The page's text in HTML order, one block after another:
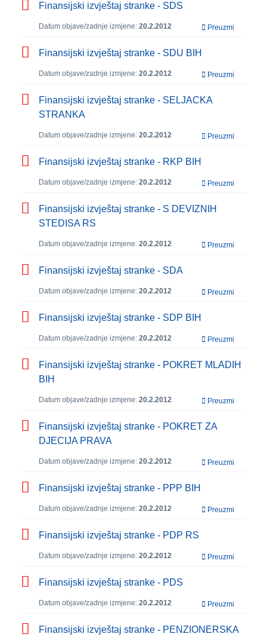
Finansijski izvještaj stranke - SDS
Datum objave/zadnje izmjene: 20.2.2012 Preuzmi
Finansijski izvještaj stranke - SDU BIH
Datum objave/zadnje izmjene: 20.2.2012 Preuzmi
Finansijski izvještaj stranke - SELJACKA
STRANKA
Datum objave/zadnje izmjene: 20.2.2012 Preuzmi
Finansijski izvještaj stranke - RKP BIH
Datum objave/zadnje izmjene: 20.2.2012 Preuzmi
Finansijski izvještaj stranke - S DEVIZNIH
STEDISA RS
Datum objave/zadnje izmjene: 20.2.2012 Preuzmi
Finansijski izvještaj stranke - SDA
Datum objave/zadnje izmjene: 20.2.2012 Preuzmi
Finansijski izvještaj stranke - SDP BIH
Datum objave/zadnje izmjene: 20.2.2012 Preuzmi
Finansijski izvještaj stranke - POKRET MLADIH
BIH
Datum objave/zadnje izmjene: 20.2.2012 Preuzmi
Finansijski izvještaj stranke - POKRET ZA
DJECIJA PRAVA
Datum objave/zadnje izmjene: 20.2.2012 Preuzmi
Finansijski izvještaj stranke - PPP BIH
Datum objave/zadnje izmjene: 20.2.2012 Preuzmi
Finansijski izvještaj stranke - PDP RS
Datum objave/zadnje izmjene: 20.2.2012 Preuzmi
Finansijski izvještaj stranke - PDS
Datum objave/zadnje izmjene: 20.2.2012 Preuzmi
Finansijski izvještaj stranke - PENZIONERSKA